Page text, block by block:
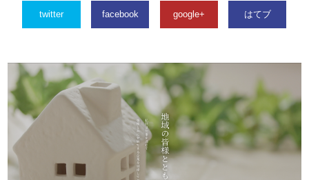
twitter facebook google+ はてブ